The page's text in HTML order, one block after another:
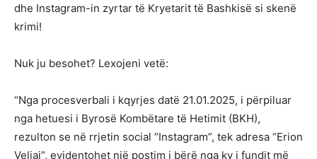
dhe Instagram-in zyrtar të Kryetarit të Bashkisë si skenë
krimi!
Nuk ju besohet? Lexojeni vetë:
“Nga procesverbali i kqyrjes datë 21.01.2025, i përpiluar
nga hetuesi i Byrosë Kombëtare të Hetimit (BKH),
rezulton se në rrjetin social “Instagram”, tek adresa “Erion
Veliaj”, evidentohet një postim i bërë nga ky i fundit më